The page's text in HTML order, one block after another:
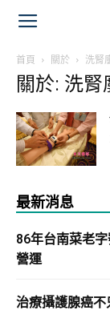
首頁 關於 洗腎
關於: 洗腎
最新消息
86年台南菜老
營運
治療攝護腺癌